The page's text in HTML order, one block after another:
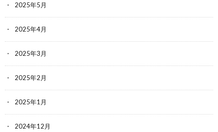
2025年5月
2025年4月
2025年3月
2025年2月
2025年1月
2024年12月